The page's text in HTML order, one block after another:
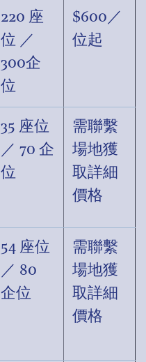
220 座
位 ／
300企
位
$600／
位起
35 座位
／ 70 企
位
需聯繫
場地獲
取詳細
價格
54 座位
／ 80
企位
需聯繫
場地獲
取詳細
價格